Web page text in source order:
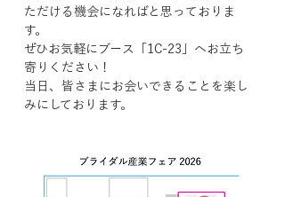
ただける機会になればと思っておりま
す。
ぜひお気軽にブース「1C-23」へお立ち
寄りください！
当日、皆さまにお会いできることを楽し
みにしております。